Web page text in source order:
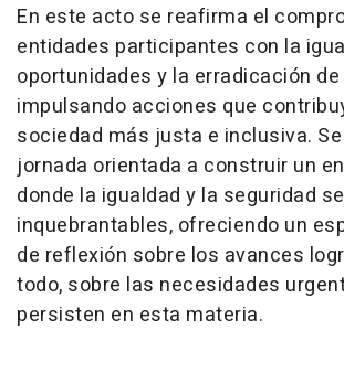
En este acto se reafirma el
entidades participantes con la
oportunidades y la erradicación
impulsando acciones que
sociedad más justa e inclusiva.
jornada orientada a construir un
donde la igualdad y la seguridad
inquebrantables, ofreciendo un
de reflexión sobre los avances
todo, sobre las necesidades
persisten en esta materia.